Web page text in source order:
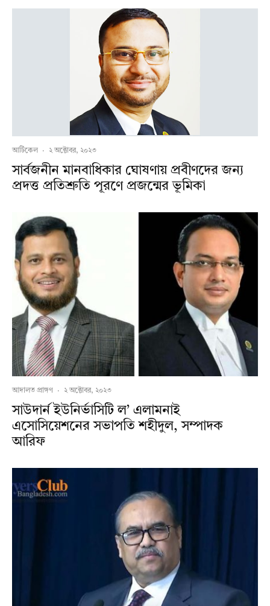
আর্টিকেল · ২ অক্টোবর, ২০২৩
সার্বজনীন মানবাধিকার ঘোষণায় প্রবীণদের জন্য
প্রদত্ত প্রতিশ্রুতি পূরণে প্রজন্মের ভূমিকা
আদালত প্রাঙ্গণ · ২ অক্টোবর, ২০২৩
সাউদার্ন ইউনির্ভাসিটি ল’ এলামনাই
এসোসিয়েশনের সভাপতি শহীদুল, সম্পাদক
আরিফ